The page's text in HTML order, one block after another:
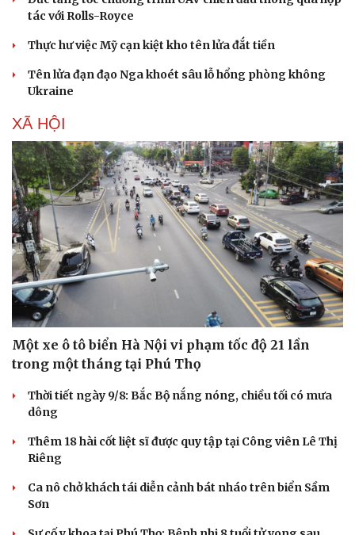
tác với Rolls-Royce
Thực hư việc Mỹ cạn kiệt kho tên lửa đắt tiền
Tên lửa đạn đạo Nga khoét sâu lỗ hổng phòng không
Ukraine
XÃ HỘI
Một xe ô tô biển Hà Nội vi phạm tốc độ 21 lần
trong một tháng tại Phú Thọ
Thời tiết ngày 9/8: Bắc Bộ nắng nóng, chiều tối có mưa
dông
Thêm 18 hài cốt liệt sĩ được quy tập tại Công viên Lê Thị
Riêng
Ca nô chở khách tái diễn cảnh bát nháo trên biển Sầm
Sơn